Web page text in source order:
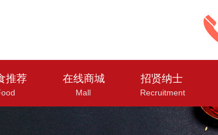
Recruitment
推荐 在线商城 招贤纳士
Mall